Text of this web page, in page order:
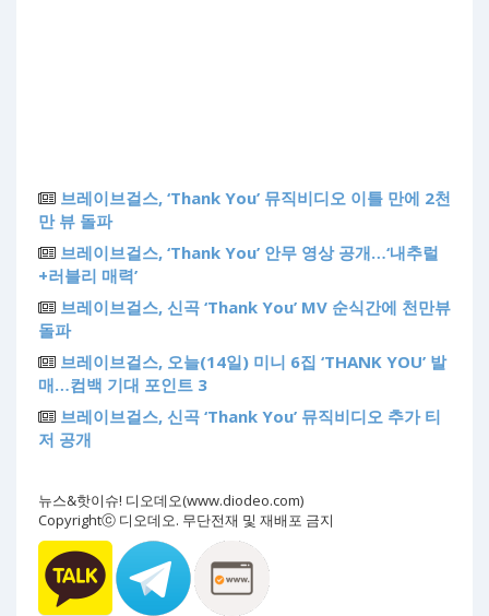
브레이브걸스, ‘Thank You’ 뮤직비디오 이틀 만에 2천
만 뷰 돌파
브레이브걸스, ‘Thank You’ 안무 영상 공개…‘내추럴
+러블리 매력’
브레이브걸스, 신곡 ‘Thank You’ MV 순식간에 천만뷰
돌파
브레이브걸스, 오늘(14일) 미니 6집 ‘THANK YOU’ 발
매…컴백 기대 포인트 3
브레이브걸스, 신곡 ‘Thank You’ 뮤직비디오 추가 티
저 공개
뉴스&핫이슈! 디오데오(www.diodeo.com)
Copyrightⓒ 디오데오. 무단전재 및 재배포 금지